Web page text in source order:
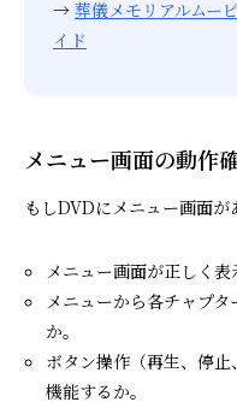
→ 葬儀メモリアルムー
イド
メニュー画面の動作
もしDVDにメニュー画面が
メニュー画面が正しく表
メニューから各チャプ
か。
ボタン操作（再生、停
機能するか。